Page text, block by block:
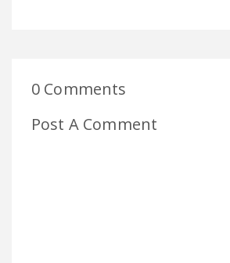
0 Comments
Post A Comment